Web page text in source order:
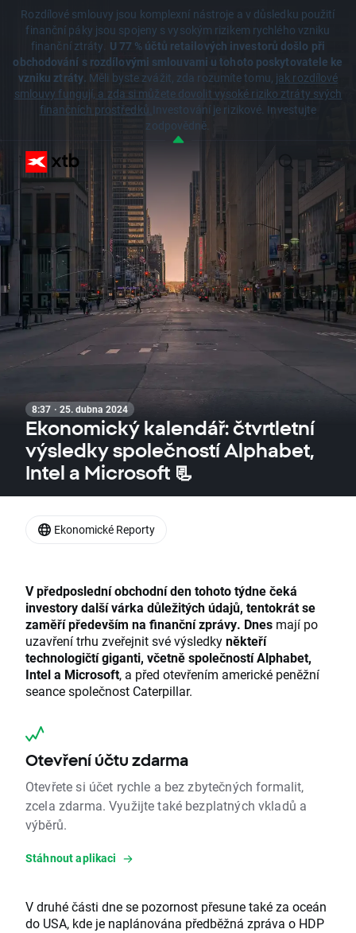
Rozdílové smlouvy jsou komplexní nástroje a v důsledku použití
finanční páky jsou spojeny s vysokým rizikem rychlého vzniku
finanční ztráty. U 77 % účtů retailových investorů došlo při
obchodování s rozdílovými smlouvami u tohoto poskytovatele ke
vzniku ztráty. Měli byste zvážit, zda rozumíte tomu, jak rozdílové
smlouvy fungují, a zda si můžete dovolit vysoké riziko ztráty svých
finančních prostředků.Investování je rizikové. Investujte
zodpovědně.
8:37 · 25. dubna 2024
Ekonomický kalendář: čtvrtletní
výsledky společností Alphabet,
Intel a Microsoft 📃
V předposlední obchodní den tohoto týdne čeká
investory další várka důležitých údajů, tentokrát se
zaměří především na finanční zprávy. Dnes mají po
uzavření trhu zveřejnit své výsledkyněkteří
technologičtí giganti, včetně společností Alphabet,
Intel a Microsoft, a před otevřením americké peněžní
seance společnost Caterpillar.
Otevření účtu zdarma
Otevřete si účet rychle a bez zbytečných formalit,
zcela zdarma. Využijte také bezplatných vkladů a
výběrů.
Stáhnout aplikaci
V druhé části dne se pozornost přesune také za oceán
do USA, kde je naplánována předběžná zpráva o HDP
Ekonomické Reporty